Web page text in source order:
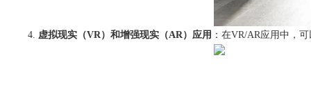
虚拟现实（VR）和增强现实（AR）应用 ：在VR/AR应用中，